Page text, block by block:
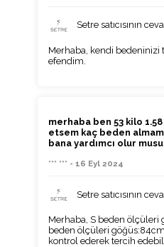
Setre satıcısının
Merhaba, kendi bedeninizi
efendim.
merhaba ben 53 kilo
etsem kaç beden
bana yardımcı olur
*** *** - 16 Eyl 2024
Setre satıcısının
Merhaba, S beden
beden ölçüleri
kontrol ederek tercih